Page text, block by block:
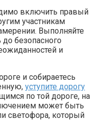
включить правый
участникам
Выполняйте
безопасного
и
и собираетесь
уступите дорогу
по той дороге, на
может быть
светофора, который